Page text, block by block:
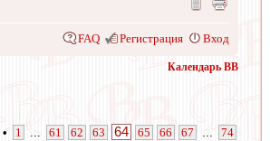
FAQ Регистрация Вход
Календарь ВВ
• 1 61 62 63 64 65 66 67 74